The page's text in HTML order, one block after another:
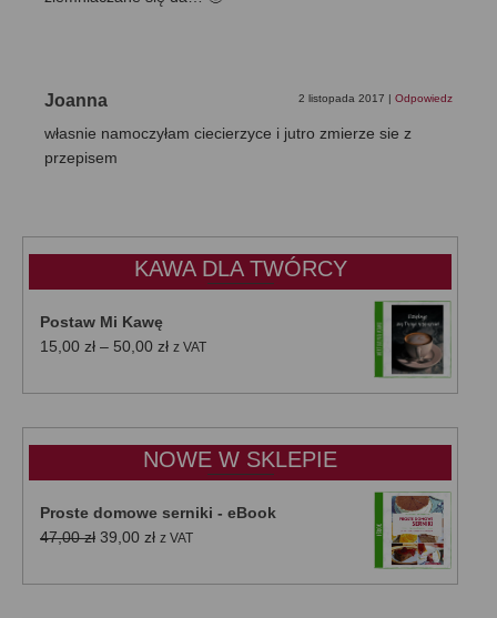
Joanna 2 listopada 2017 | Odpowiedz
własnie namoczyłam ciecierzyce i jutro zmierze sie z
przepisem
KAWA DLA TWÓRCY
Postaw Mi Kawę
15,00 zł – 50,00 złZakres
od
do
50,00 zł
z VAT
NOWE W SKLEPIE
Proste domowe serniki - eBook
47,00zł Pierwotna
wynosiła:
39,00 złAktualna
wynosi:
z VAT